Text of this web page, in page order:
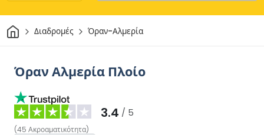
ΣπίτιΔιαδρομές Όραν-Αλμερία
Όραν Αλμερία Πλοίο
3.4 / 5
(45 Ακροαματικότητα)